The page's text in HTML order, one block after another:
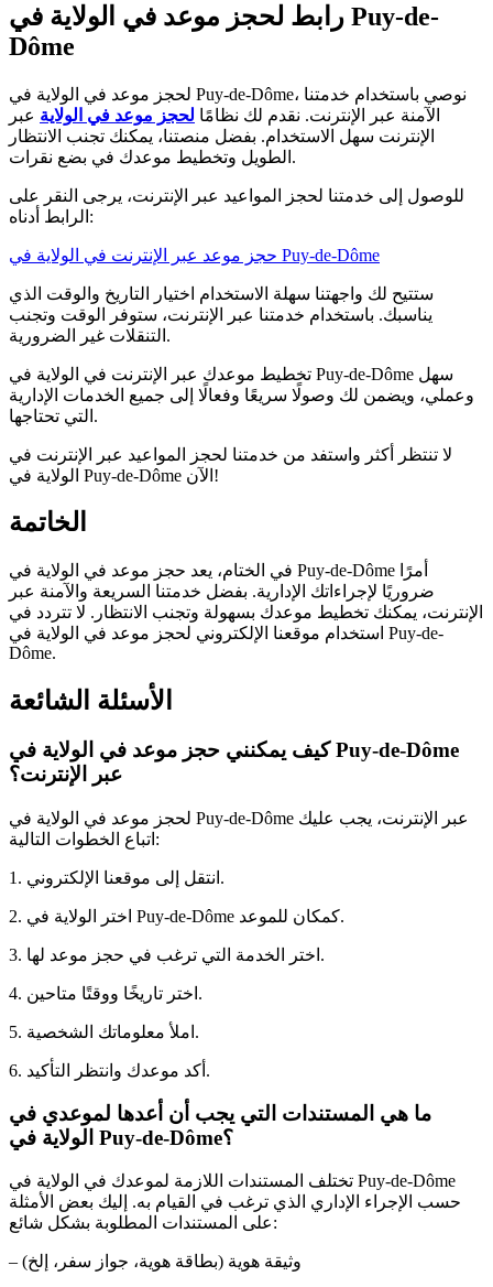
رابط لحجز موعد في الولاية في Puy-de-
Dôme
لحجز موعد في الولاية في Puy-de-Dôme، نوصي باستخدام خدمتنا
الآمنة عبر الإنترنت. نقدم لك نظامًا لحجز موعد في الولاية عبر
الإنترنت سهل الاستخدام. بفضل منصتنا، يمكنك تجنب الانتظار
الطويل وتخطيط موعدك في بضع نقرات.
للوصول إلى خدمتنا لحجز المواعيد عبر الإنترنت، يرجى النقر على
الرابط أدناه:
حجز موعد عبر الإنترنت في الولاية في Puy-de-Dôme
ستتيح لك واجهتنا سهلة الاستخدام اختيار التاريخ والوقت الذي
يناسبك. باستخدام خدمتنا عبر الإنترنت، ستوفر الوقت وتجنب
التنقلات غير الضرورية.
تخطيط موعدك عبر الإنترنت في الولاية في Puy-de-Dôme سهل
وعملي، ويضمن لك وصولًا سريعًا وفعالًا إلى جميع الخدمات الإدارية
التي تحتاجها.
لا تنتظر أكثر واستفد من خدمتنا لحجز المواعيد عبر الإنترنت في
الولاية في Puy-de-Dôme الآن!
الخاتمة
في الختام، يعد حجز موعد في الولاية في Puy-de-Dôme أمرًا
ضروريًا لإجراءاتك الإدارية. بفضل خدمتنا السريعة والآمنة عبر
الإنترنت، يمكنك تخطيط موعدك بسهولة وتجنب الانتظار. لا تتردد في
استخدام موقعنا الإلكتروني لحجز موعد في الولاية في Puy-de-
Dôme.
الأسئلة الشائعة
كيف يمكنني حجز موعد في الولاية في Puy-de-Dôme
عبر الإنترنت؟
لحجز موعد في الولاية في Puy-de-Dôme عبر الإنترنت، يجب عليك
اتباع الخطوات التالية:
1. انتقل إلى موقعنا الإلكتروني.
2. اختر الولاية في Puy-de-Dôme كمكان للموعد.
3. اختر الخدمة التي ترغب في حجز موعد لها.
4. اختر تاريخًا ووقتًا متاحين.
5. املأ معلوماتك الشخصية.
6. أكد موعدك وانتظر التأكيد.
ما هي المستندات التي يجب أن أعدها لموعدي في
الولاية في Puy-de-Dôme؟
تختلف المستندات اللازمة لموعدك في الولاية في Puy-de-Dôme
حسب الإجراء الإداري الذي ترغب في القيام به. إليك بعض الأمثلة
على المستندات المطلوبة بشكل شائع:
– وثيقة هوية (بطاقة هوية، جواز سفر، إلخ)